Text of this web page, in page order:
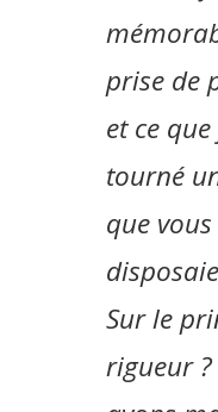
prise de
et ce
tourné
que
Sur le
rigueur